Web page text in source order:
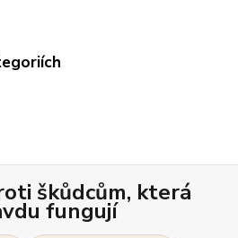
škůdcům, která
fungují